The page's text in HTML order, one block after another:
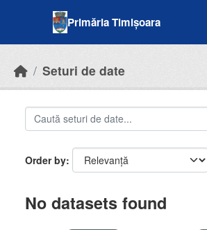
Primăria Timișoara
Seturi de date
Order by
No datasets found